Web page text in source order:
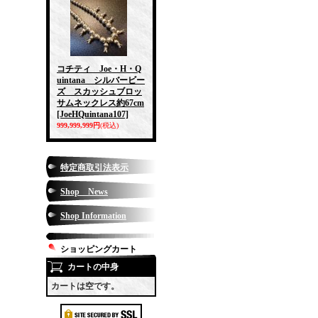
コチティ Joe・H・Q
uintana シルバービー
ズ スカッシュブロッ
サムネックレス約67cm
[JoeHQuintana107]
999,999,999円(税込)
特定商取引法表示
Shop News
Shop Information
ショッピングカート
カートの中身
カートは空です。